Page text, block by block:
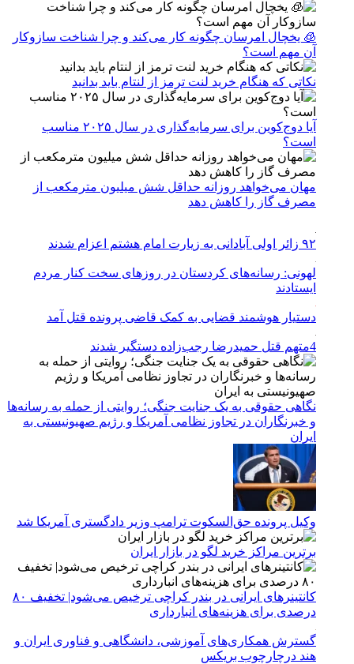
🧊 یخچال امرسان چگونه کار می‌کند و چرا شناخت سازوکار
آن مهم است؟
نکاتی که هنگام خرید لنت ترمز از لنتام باید بدانید
آیا دوج‌کوین برای سرمایه‌گذاری در سال ۲۰۲۵ مناسب
است؟
مهان می‌خواهد روزانه حداقل شش میلیون مترمکعب از
مصرف گاز را کاهش دهد
۹۲ زائر اولی آبادانی به زیارت امام هشتم اعزام شدند
لهونی: رسانه‌های کردستان در روزهای سخت کنار مردم
ایستادند
دستیار هوشمند قضایی به کمک قاضی پرونده قتل آمد
4متهم قتل حمیدرضا رجب‌زاده دستگیر شدند
نگاهی حقوقی به یک جنایت جنگی؛ روایتی از حمله به رسانه‌ها
و خبرنگاران در تجاوز نظامی آمریکا و رژیم صهیونیستی به
ایران
وکیل پرونده حق‌السکوت ترامپ وزیر دادگستری آمریکا شد
برترین مراکز خرید لگو در بازار ایران
کانتینرهای ایرانی در بندر کراچی ترخیص می‌شود| تخفیف ۸۰
درصدی برای هزینه‌های انبارداری
گسترش همکاری‌های آموزشی، دانشگاهی و فناوری ایران و
هند درچارچوب بریکس